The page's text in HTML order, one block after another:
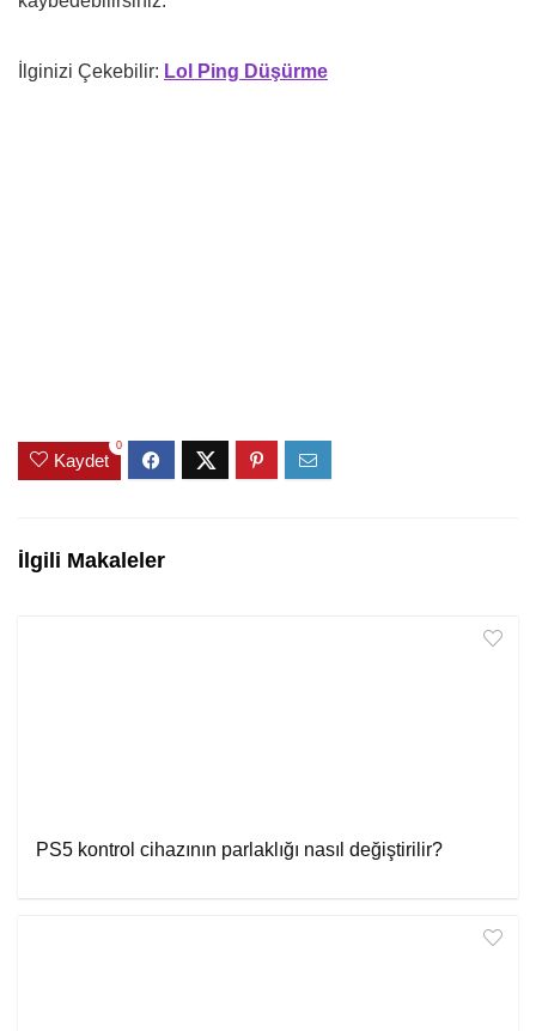
İlginizi Çekebilir: Lol Ping Düşürme
Kaydet
0
İlgili Makaleler
PS5 kontrol cihazının parlaklığı nasıl değiştirilir?